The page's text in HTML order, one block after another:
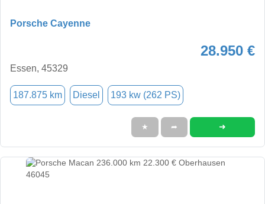
Porsche Cayenne
28.950 €
Essen, 45329
187.875 km Diesel 193 kw (262 PS)
★ ➦ ➜